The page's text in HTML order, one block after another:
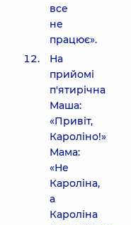
все
не
працює».
На
прийомі
п'ятирічна
Маша:
«Привіт,
Кароліно!»
Мама:
«Не
Кароліна,
а
Кароліна